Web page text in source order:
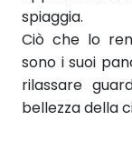
spiaggia.
Ciò che lo
sono i suoi
rilassare
bellezza della